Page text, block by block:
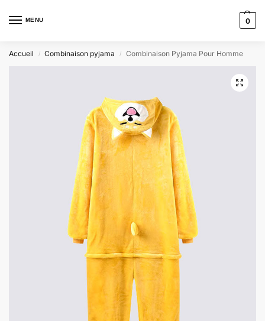
MENU 0
Accueil / Combinaison pyjama / Combinaison Pyjama Pour Homme